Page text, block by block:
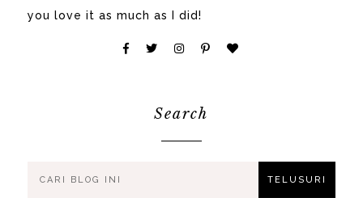
you love it as much as I did!
Search